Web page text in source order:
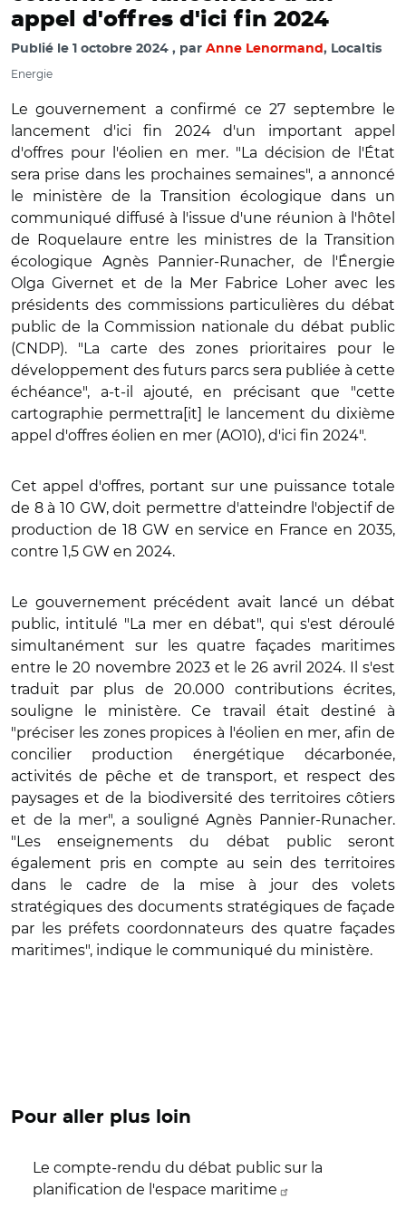
appel d'offres d'ici fin 2024
Publié le 1 octobre 2024 par Anne Lenormand , Localtis
Energie
Le gouvernement a confirmé ce 27 septembre le
lancement d'ici fin 2024 d'un important appel
d'offres pour l'éolien en mer. "La décision de l'État
sera prise dans les prochaines semaines", a annoncé
le ministère de la Transition écologique dans un
communiqué diffusé à l'issue d'une réunion à l'hôtel
de Roquelaure entre les ministres de la Transition
écologique Agnès Pannier-Runacher, de l'Énergie
Olga Givernet et de la Mer Fabrice Loher avec les
présidents des commissions particulières du débat
public de la Commission nationale du débat public
(CNDP). "La carte des zones prioritaires pour le
développement des futurs parcs sera publiée à cette
échéance", a-t-il ajouté, en précisant que "cette
cartographie permettra[it] le lancement du dixième
appel d'offres éolien en mer (AO10), d'ici fin 2024".
Cet appel d'offres, portant sur une puissance totale
de 8 à 10 GW, doit permettre d'atteindre l'objectif de
production de 18 GW en service en France en 2035,
contre 1,5 GW en 2024.
Le gouvernement précédent avait lancé un débat
public, intitulé "La mer en débat", qui s'est déroulé
simultanément sur les quatre façades maritimes
entre le 20 novembre 2023 et le 26 avril 2024. Il s'est
traduit par plus de 20.000 contributions écrites,
souligne le ministère. Ce travail était destiné à
"préciser les zones propices à l'éolien en mer, afin de
concilier production énergétique décarbonée,
activités de pêche et de transport, et respect des
paysages et de la biodiversité des territoires côtiers
et de la mer", a souligné Agnès Pannier-Runacher.
"Les enseignements du débat public seront
également pris en compte au sein des territoires
dans le cadre de la mise à jour des volets
stratégiques des documents stratégiques de façade
par les préfets coordonnateurs des quatre façades
maritimes", indique le communiqué du ministère.
Pour aller plus loin
Le compte-rendu du débat public sur la
planification de l'espace maritime